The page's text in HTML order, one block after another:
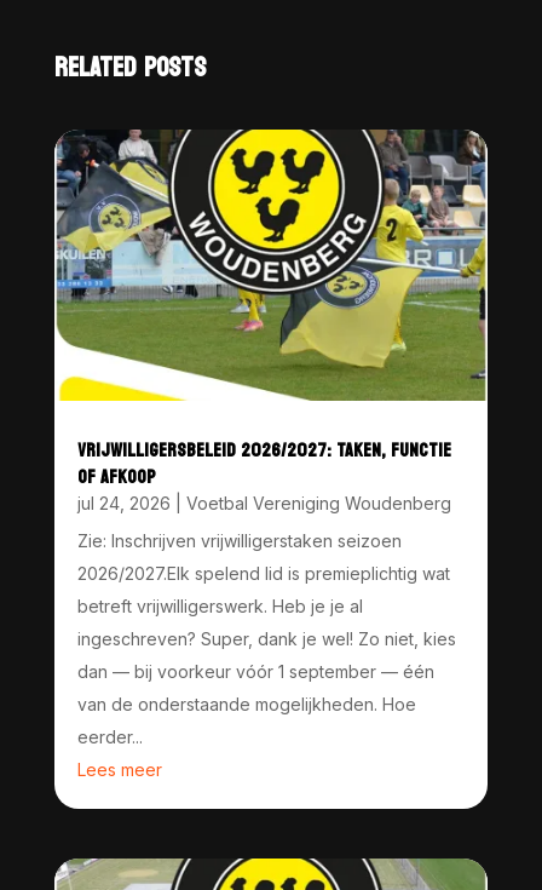
RELATED POSTS
VRIJWILLIGERSBELEID 2026/2027: TAKEN, FUNCTIE
OF AFKOOP
jul 24, 2026
Voetbal Vereniging Woudenberg
Zie: Inschrijven vrijwilligerstaken seizoen
2026/2027.Elk spelend lid is premieplichtig wat
betreft vrijwilligerswerk. Heb je je al
ingeschreven? Super, dank je wel! Zo niet, kies
dan — bij voorkeur vóór 1 september — één
van de onderstaande mogelijkheden. Hoe
eerder...
Lees meer